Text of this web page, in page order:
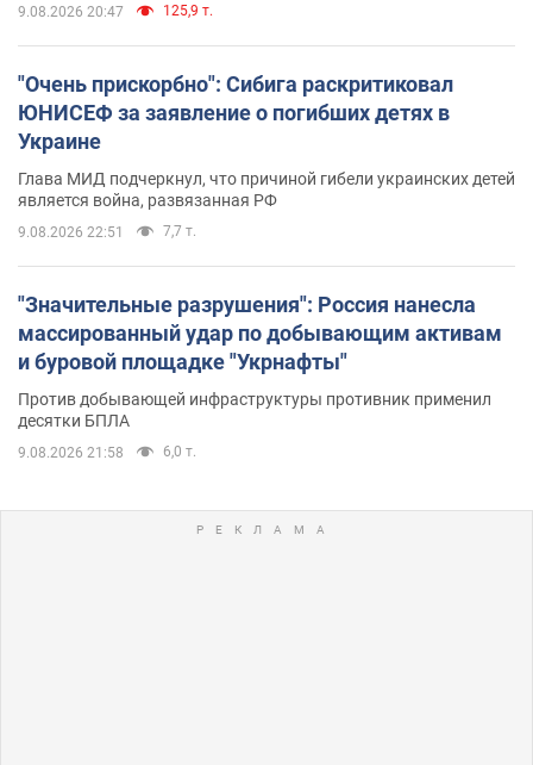
9.08.2026 20:47 125,9 т.
"Очень прискорбно": Сибига раскритиковал
ЮНИСЕФ за заявление о погибших детях в
Украине
Глава МИД подчеркнул, что причиной гибели украинских детей
является война, развязанная РФ
9.08.2026 22:51 7,7 т.
"Значительные разрушения": Россия нанесла
массированный удар по добывающим активам
и буровой площадке "Укрнафты"
Против добывающей инфраструктуры противник применил
десятки БПЛА
9.08.2026 21:58 6,0 т.